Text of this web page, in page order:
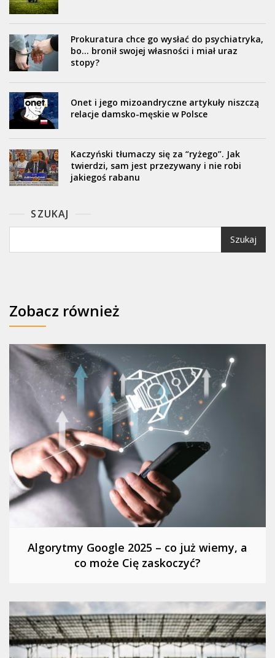
Prokuratura chce go wysłać do psychiatryka,
bo… bronił swojej własności i miał uraz
stopy?
Onet i jego mizoandryczne artykuły niszczą
relacje damsko-męskie w Polsce
Kaczyński tłumaczy się za “ryżego”. Jak
twierdzi, sam jest przezywany i nie robi
jakiegoś rabanu
SZUKAJ
Szukaj
Zobacz również
Algorytmy Google 2025 – co już wiemy, a
co może Cię zaskoczyć?